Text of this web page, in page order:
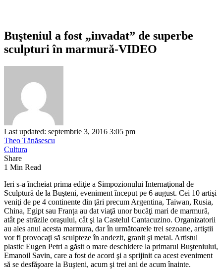
Buşteniul a fost „invadat” de superbe
sculpturi în marmură-VIDEO
Last updated: septembrie 3, 2016 3:05 pm
Theo Tănăsescu
Cultura
Share
1 Min Read
Ieri s-a încheiat prima ediţie a Simpozionului Internaţional de
Sculptură de la Buşteni, eveniment început pe 6 august. Cei 10 artişi
veniţi de pe 4 continente din ţări precum Argentina, Taiwan, Rusia,
China, Egipt sau Franța au dat viaţă unor bucăţi mari de marmură,
atât pe străzile oraşului, cât şi la Castelul Cantacuzino. Organizatorii
au ales anul acesta marmura, dar în următoarele trei sezoane, artiştii
vor fi provocaţi să sculpteze în andezit, granit şi metal. Artistul
plastic Eugen Petri a găsit o mare deschidere la primarul Buşteniului,
Emanoil Savin, care a fost de acord şi a sprijinit ca acest eveniment
să se desfăşoare la Buşteni, acum şi trei ani de acum înainte.